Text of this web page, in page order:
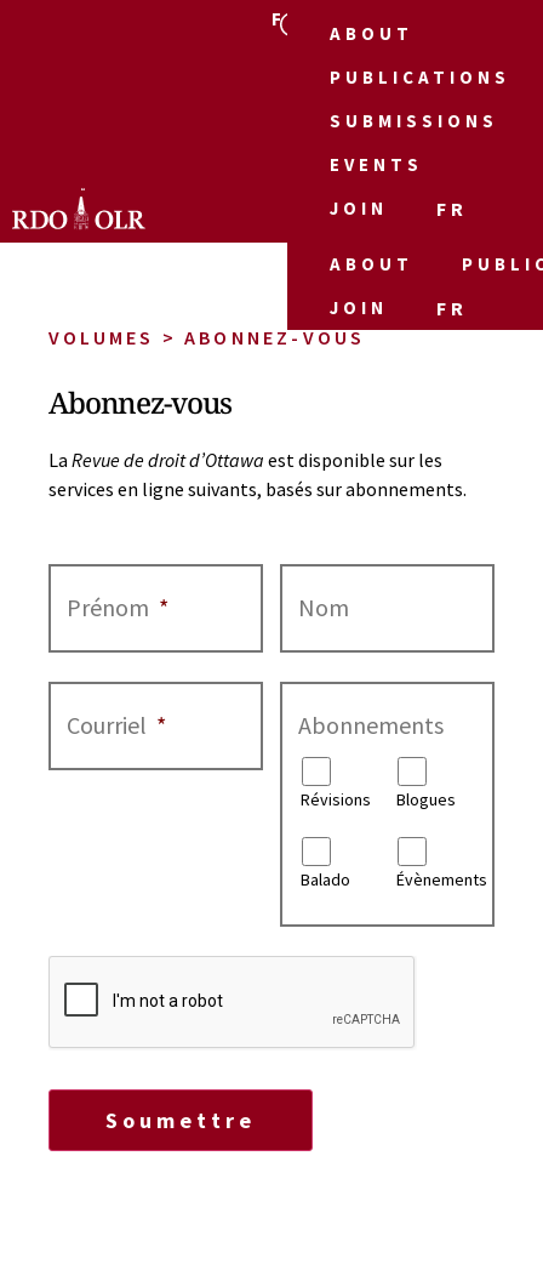
FR
ABOUT
PUBLICATIONS
SUBMISSIONS
EVENTS
JOIN
FR
ABOUT
JOIN
FR
VOLUMES > ABONNEZ-VOUS
Abonnez-vous
La Revue de droit d’Ottawa est disponible sur les
services en ligne suivants, basés sur abonnements.
Prénom * Nom
Courriel * Abonnements
Révisions Blogues
Balado Évènements
CAPTCHA
Soumettre